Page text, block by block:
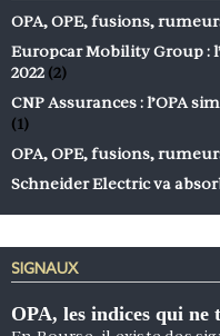
OPA, OPE, fusions,
Europcar Mobility Group :
2022 (2)
CNP Assurances : l’OPA
(1)
OPA, OPE, fusions,
Schneider Electric va
SIGNAUX
OPA, les indices qui ne